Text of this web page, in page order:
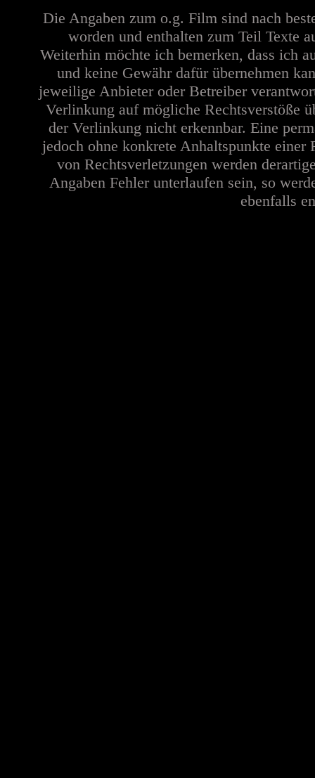
Die Angaben zum o.g. Film sind nach
worden und enthalten zum Teil Texte
Weiterhin möchte ich bemerken, dass ich
und keine Gewähr dafür übernehmen
jeweilige Anbieter oder Betreiber
Verlinkung auf mögliche Rechtsverstöße
der Verlinkung nicht erkennbar. Eine
jedoch ohne konkrete Anhaltspunkte
von Rechtsverletzungen werden
Angaben Fehler unterlaufen sein, so
ebenfalls